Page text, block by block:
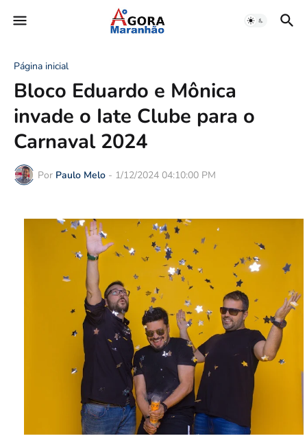
Página inicial
Bloco Eduardo e Mônica
invade o Iate Clube para o
Carnaval 2024
Por Paulo Melo - 1/12/2024 04:10:00 PM